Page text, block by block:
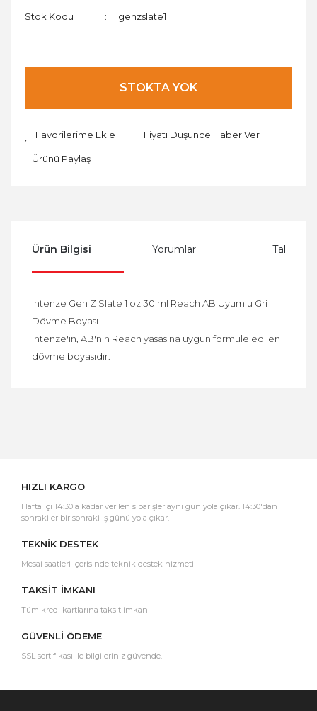
Stok Kodu genzslate1
STOKTA YOK
Fiyatı Düşünce Haber Ver
Ürünü Paylaş
Ürün Bilgisi Yorumlar Taksit
Intenze Gen Z Slate 1 oz 30 ml Reach AB Uyumlu Gri
Dövme Boyası
Intenze'in, AB'nin Reach yasasına uygun formüle edilen
dövme boyasıdır.
HIZLI KARGO
Hafta içi 14:30'a kadar verilen siparişler aynı gün yola çıkar. 14:30'dan
sonrakiler bir sonraki iş günü yola çıkar.
TEKNİK DESTEK
Mesai saatleri içerisinde teknik destek hizmeti
TAKSİT İMKANI
Tüm kredi kartlarına taksit imkanı
GÜVENLİ ÖDEME
SSL sertifikası ile bilgileriniz güvende.